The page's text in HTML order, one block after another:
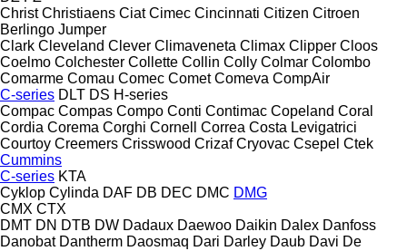
Christ Christiaens Ciat Cimec Cincinnati Citizen Citroen
Berlingo Jumper
Clark Cleveland Clever Climaveneta Climax Clipper Cloos
Coelmo Colchester Collette Collin Colly Colmar Colombo
Comarme Comau Comec Comet Comeva CompAir
C-series DLT DS H-series
Compac Compas Compo Conti Contimac Copeland Coral
Cordia Corema Corghi Cornell Correa Costa Levigatrici
Courtoy Creemers Crisswood Crizaf Cryovac Csepel Ctek
Cummins
C-series KTA
Cyklop Cylinda DAF DB DEC DMC DMG
CMX CTX
DMT DN DTB DW Dadaux Daewoo Daikin Dalex Danfoss
Danobat Dantherm Daosmaq Dari Darley Daub Davi De